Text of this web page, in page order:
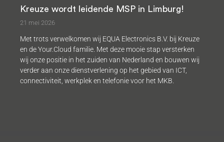
Kreuze wordt leidende MSP in Limburg!
21 mei 2026
Met trots verwelkomen wij EQUA Electronics B.V. bij Kreuze
en de Your.Cloud familie. Met deze mooie stap versterken
wij onze positie in het zuiden van Nederland en bouwen wij
verder aan onze dienstverlening op het gebied van ICT,
connectiviteit, werkplek en telefonie voor het MKB.